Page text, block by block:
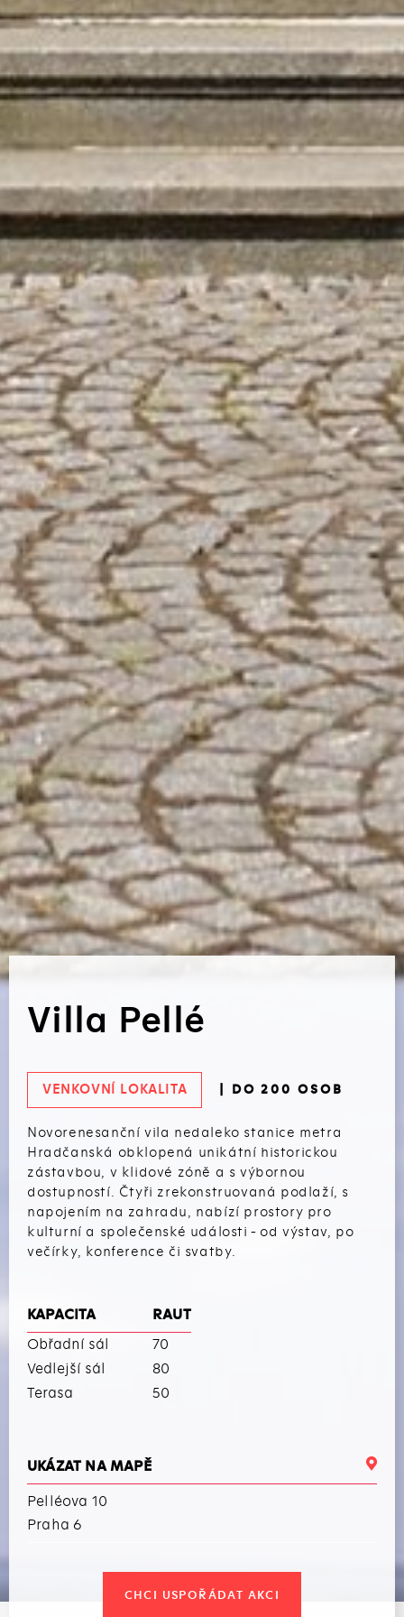
Villa Pellé
VENKOVNÍ LOKALITA | DO 200 OSOB
Novorenesanční vila nedaleko stanice metra
Hradčanská obklopená unikátní historickou
zástavbou, v klidové zóně a s výbornou
dostupností. Čtyři zrekonstruovaná podlaží, s
napojením na zahradu, nabízí prostory pro
kulturní a společenské události - od výstav, po
večírky, konference či svatby.
KAPACITA RAUT
Obřadní sál
70
Vedlejší sál
80
Terasa
50
UKÁZAT NA MAPĚ
Pelléova 10
Praha 6
CHCI USPOŘÁDAT AKCI